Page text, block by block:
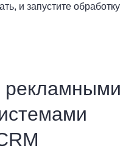
и запустите обработку
рекламными